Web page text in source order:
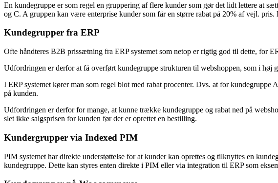
En kundegruppe er som regel en gruppering af flere kunder som gør det lidt lettere at
og C. A gruppen kan være enterprise kunder som får en større rabat på 20% af vejl.
Kundegrupper fra ERP
Ofte håndteres B2B prissætning fra ERP systemet som netop er rigtig god til dette, for
Udfordringen er derfor at få overført kundegruppe strukturen til webshoppen, som i høj
I ERP systemet kører man som regel blot med rabat procenter. Dvs. at for
på kunden.
Udfordringen er derfor for mange, at kunne trække kundegruppe og rabat ned på
slet ikke salgsprisen for kunden før der er oprettet en bestilling.
Kundergrupper via Indexed PIM
PIM systemet har direkte understøttelse for at kunder kan oprettes og tilknyttes en
kundegruppe. Dette kan styres enten direkte i PIM eller via integration til ERP som